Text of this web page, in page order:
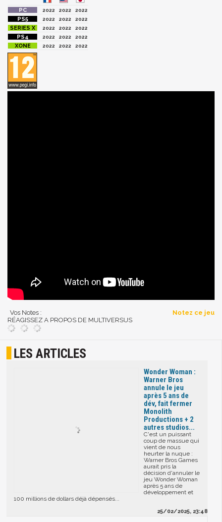
2022 2022
2022
2022
2022
2022
2022
2022
2022
2022
2022
2022
2022
2022 2022
Vos Notes :
Notez ce jeu
RÉAGISSEZ A PROPOS DE MULTIVERSUS
LES ARTICLES
Wonder Woman :
Warner Bros
annule le jeu
après 5 ans de
dév, fait fermer
Monolith
Productions + 2
autres studios...
C'est un puissant
coup de massue qui
vient de nous
heurter la nuque :
Warner Bros Games
aurait pris la
décision d'annuler le
jeu Wonder Woman
après 5 ans de
développement et
100 millions de dollars déjà dépensés...
25/02/2025, 23:48